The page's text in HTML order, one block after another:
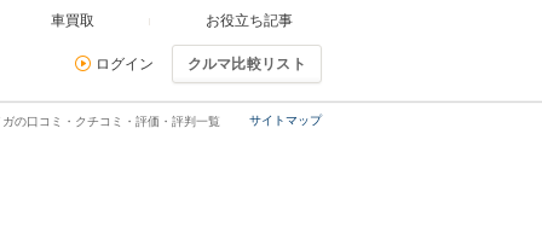
車買取 お役立ち記事
ログイン クルマ比較リスト
サイトマップ
の口コミ・クチコミ・評価・評判一覧